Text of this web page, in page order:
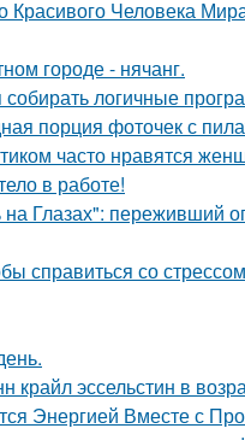
Красивого Человека
городе - нячанг.
собирать логичные
порция фоточек с
часто нравятся
в работе!
Глазах": переживший
справиться со
крайл эссельстин в
Энергией Вместе с